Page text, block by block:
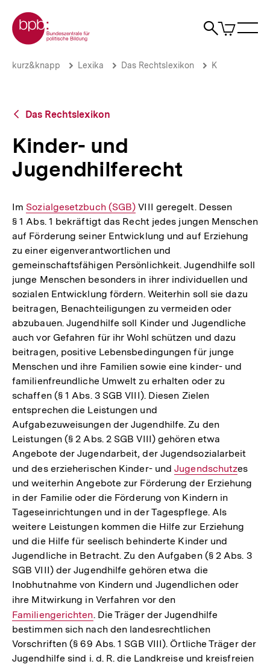
zum
Seiteninhalt
springen
Zur Startseite der bpb
Suche
Artikel
im
Kinder-
bpb.de
Brotkrümelnavigation
Pfadnavigation
kurz&knapp Lexika Das Rechtslexikon K
Zurück
Übersicht
Das Rechtslexikon
Kinder- und
Jugendhilferecht
Im Interner
Link:
Sozialgesetzbuch (SGB) VIII geregelt. Dessen
§ 1 Abs. 1 bekräftigt das Recht jedes jungen Menschen
auf Förderung seiner Entwicklung und auf Erziehung
zu einer eigenverantwortlichen und
gemeinschaftsfähigen Persönlichkeit. Jugendhilfe soll
junge Menschen besonders in ihrer individuellen und
sozialen Entwicklung fördern. Weiterhin soll sie dazu
beitragen, Benachteiligungen zu vermeiden oder
abzubauen. Jugendhilfe soll Kinder und Jugendliche
auch vor Gefahren für ihr Wohl schützen und dazu
beitragen, positive Lebensbedingungen für junge
Menschen und ihre Familien sowie eine kinder- und
familienfreundliche Umwelt zu erhalten oder zu
schaffen (§ 1 Abs. 3 SGB VIII). Diesen Zielen
entsprechen die Leistungen und
Aufgabezuweisungen der Jugendhilfe. Zu den
Leistungen (§ 2 Abs. 2 SGB VIII) gehören etwa
Angebote der Jugendarbeit, der Jugendsozialarbeit
und des erzieherischen Kinder- undInterner
Link:
Jugendschutzes
und weiterhin Angebote zur Förderung der Erziehung
in der Familie oder die Förderung von Kindern in
Tageseinrichtungen und in der Tagespflege. Als
weitere Leistungen kommen die Hilfe zur Erziehung
und die Hilfe für seelisch behinderte Kinder und
Jugendliche in Betracht. Zu den Aufgaben (§ 2 Abs. 3
SGB VIII) der Jugendhilfe gehören etwa die
Inobhutnahme von Kindern und Jugendlichen oder
ihre Mitwirkung in Verfahren vor den
Link:
Familiengerichten. Die Träger der Jugendhilfe
bestimmen sich nach den landesrechtlichen
Vorschriften (§ 69 Abs. 1 SGB VIII). Örtliche Träger der
Jugendhilfe sind i. d. R. die Landkreise und kreisfreien